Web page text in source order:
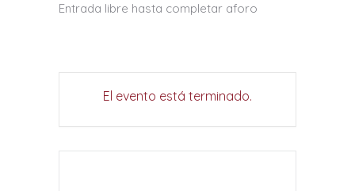
Entrada libre hasta completar aforo
El evento está terminado.